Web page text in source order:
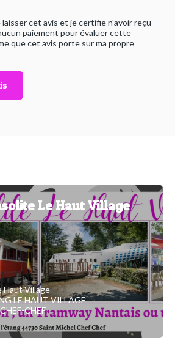
laisser cet avis et je certifie n'avoir reçu
paiement pour évaluer cette
que cet avis porte sur ma propre
Le Haut Village
Haut Village
LE HAUT VILLAGE
CHEF